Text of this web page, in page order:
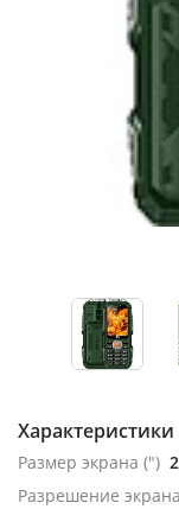
Характеристики
Размер экрана (")
Разрешение экрана